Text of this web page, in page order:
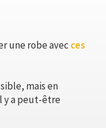
une robe avec ces
mais en
y a peut-être